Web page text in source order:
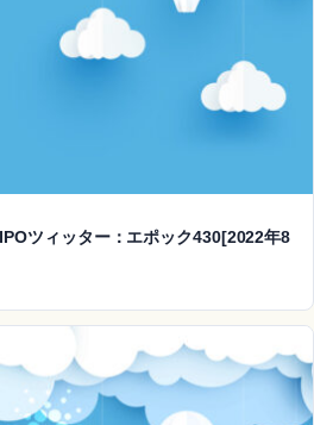
ツィッター：エポック430[2022年8